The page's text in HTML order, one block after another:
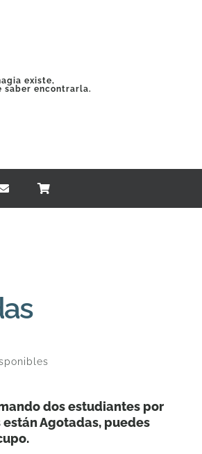
existe,
saber encontrarla.
dos estudiantes por
Agotadas, puedes